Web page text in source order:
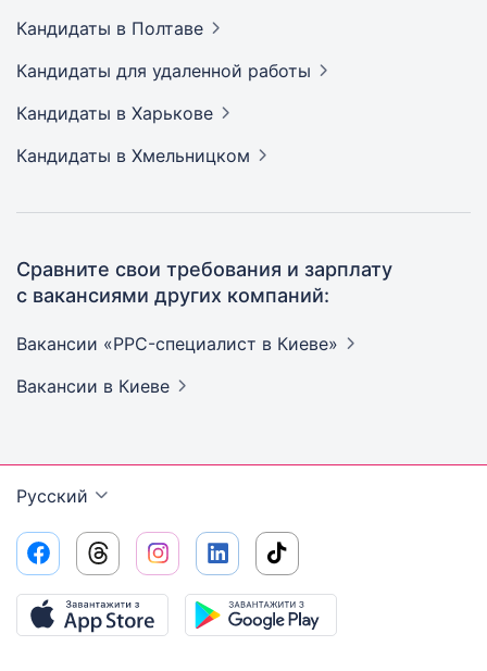
Кандидаты в Полтаве
Кандидаты для удаленной работы
Кандидаты в Харькове
Кандидаты в Хмельницком
Сравните свои требования и зарплату
с вакансиями других компаний:
Вакансии «PPC-специалист в Киеве»
Вакансии в Киеве
Русский